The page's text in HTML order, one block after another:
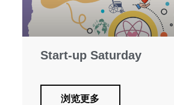
Start-up Saturday
浏览更多